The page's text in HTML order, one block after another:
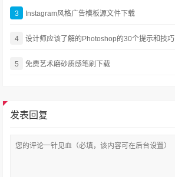
3 Instagram风格广告模板源文件下载
4 设计师应该了解的Photoshop的30个提示和技巧
5 免费艺术磨砂质感笔刷下载
发表回复